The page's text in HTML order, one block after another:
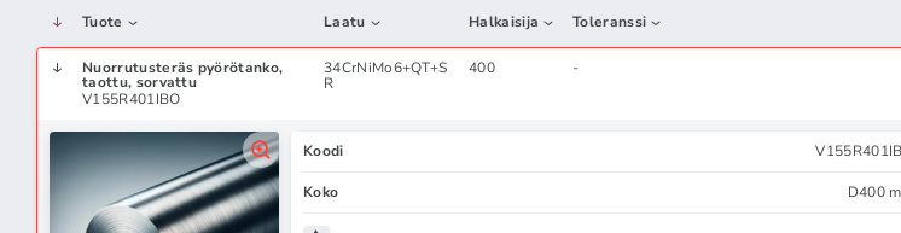
Tuote Laatu Halkaisija Toleranssi
Nuorrutusteräs pyörötanko,
taottu, sorvattu
V155R401IBO
34CrNiMo6+QT+S
R
400 -
Koodi
Koko D400